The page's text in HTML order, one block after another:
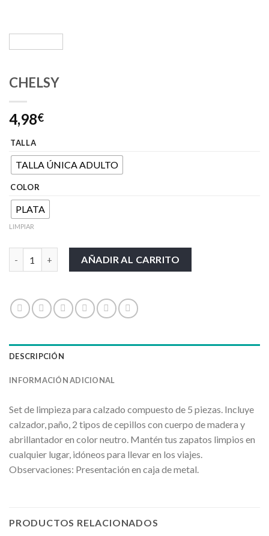
CHELSY
4,98€
TALLA
TALLA ÚNICA ADULTO
COLOR
PLATA
LIMPIAR
AÑADIR AL CARRITO
DESCRIPCIÓN
INFORMACIÓN ADICIONAL
Set de limpieza para calzado compuesto de 5 piezas. Incluye
calzador, paño, 2 tipos de cepillos con cuerpo de madera y
abrillantador en color neutro. Mantén tus zapatos limpios en
cualquier lugar, idóneos para llevar en los viajes.
Observaciones: Presentación en caja de metal.
PRODUCTOS RELACIONADOS